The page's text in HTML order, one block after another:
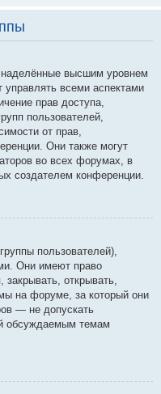
высшим уровнем
всеми аспектами
прав доступа,
пользователей,
от прав,
Они также могут
во всех форумах, в
создателем конференции.
пользователей),
Они имеют право
закрывать, открывать,
на форуме, за который они
— не допускать
обсуждаемым темам